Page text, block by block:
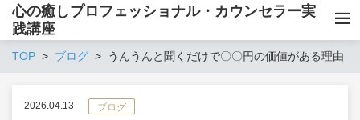
心の癒しプロフェッショナル・カウンセラー実
践講座
TOP ブログ うんうんと聞くだけで〇〇円の価値がある理由
2026.04.13 ブログ